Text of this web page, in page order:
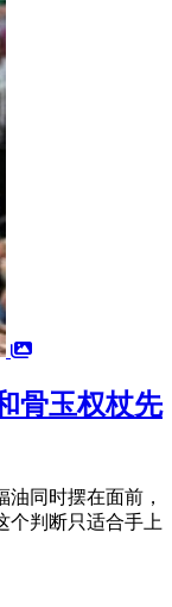
骨玉权杖先
同时摆在面前，
个判断只适合手上